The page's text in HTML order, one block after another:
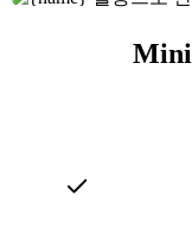
Mini